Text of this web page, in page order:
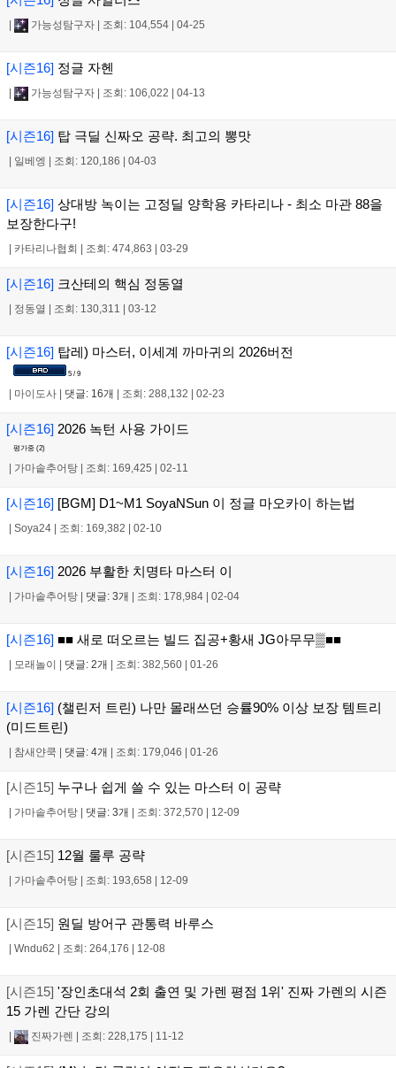
가능성탐구자 조회: 104,554 04-25
[시즌16] 정글 자헨
가능성탐구자 조회: 106,022 04-13
[시즌16] 탑 극딜 신짜오 공략. 최고의 뽕맛
일베엥 조회: 120,186 04-03
[시즌16] 상대방 녹이는 고정딜 양학용 카타리나 - 최소 마관 88을
보장한다구!
카타리나협회 조회: 474,863 03-29
[시즌16] 크산테의 핵심 정동열
정동열 조회: 130,311 03-12
[시즌16] 탑레) 마스터, 이세계 까마귀의 2026버전
5 / 9
마이도사 댓글: 16개 조회: 288,132 02-23
[시즌16] 2026 녹턴 사용 가이드
평가중 (2)
| 가마솥추어탕 | 조회: 169,425 | 02-11
[시즌16] [BGM] D1~M1 SoyaNSun 이 정글 마오카이 하는법
| Soya24 | 조회: 169,382 | 02-10
[시즌16] 2026 부활한 치명타 마스터 이
| 가마솥추어탕 | 댓글: 3개 | 조회: 178,984 | 02-04
[시즌16] ■■ 새로 떠오르는 빌드 집공+황새 JG아무무▒■■
| 모래놀이 | 댓글: 2개 | 조회: 382,560 | 01-26
[시즌16] (챌린저 트린) 나만 몰래쓰던 승률90% 이상 보장 템트리
(미드트린)
| 참새얀쿡 | 댓글: 4개 | 조회: 179,046 | 01-26
[시즌15] 누구나 쉽게 쓸 수 있는 마스터 이 공략
| 가마솥추어탕 | 댓글: 3개 | 조회: 372,570 | 12-09
[시즌15] 12월 룰루 공략
| 가마솥추어탕 | 조회: 193,658 | 12-09
[시즌15] 원딜 방어구 관통력 바루스
| Wndu62 | 조회: 264,176 | 12-08
[시즌15] '장인초대석 2회 출연 및 가렌 평점 1위' 진짜 가렌의 시즌
15 가렌 간단 강의
| 진짜가렌 | 조회: 228,175 | 11-12